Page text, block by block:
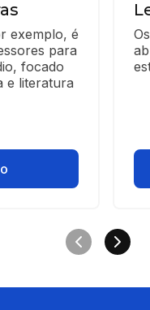
exemplo, é
para
focado
e literatura